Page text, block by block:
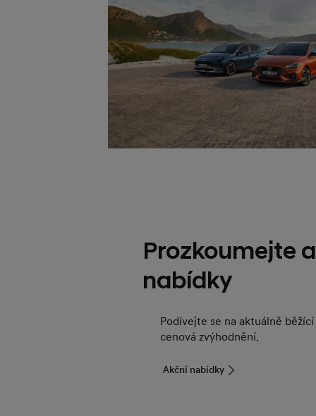
Prozkoumejte
nabídky
Podívejte se na aktuálně
cenová zvýhodnění.
Akční nabídky